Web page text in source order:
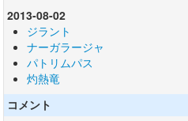
2013-08-02
ジラント
ナーガラージャ
パトリムパス
灼熱竜
コメント